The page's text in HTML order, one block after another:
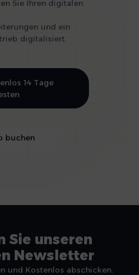
Sie Ihren digitalen
und ein
digitalisiert.
14 Tage
buchen
Sie unseren
Newsletter
und Kostenlos abschicken.